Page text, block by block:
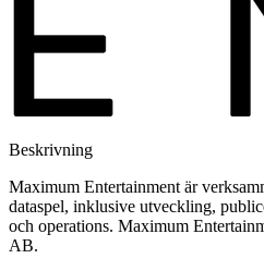
Beskrivning
Maximum Entertainment är
dataspel, inklusive utveckling,
och operations. Maximum
AB.